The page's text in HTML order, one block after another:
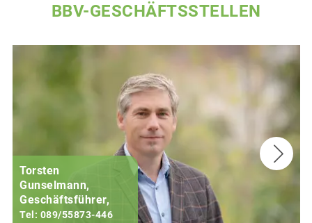
BBV-GESCHÄFTSSTELLEN
Torsten
Gunselmann,
Geschäftsführer,
Tel: 089/55873-446